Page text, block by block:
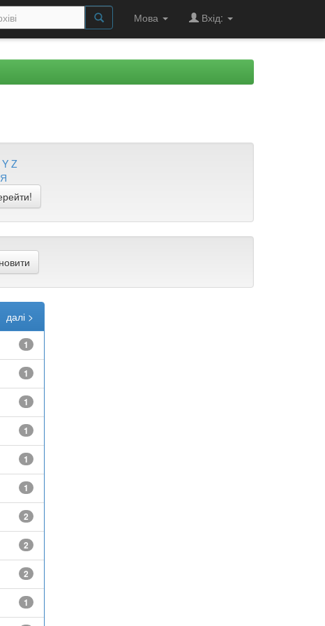
Мова Вхід:
Y Z
Я
далі >
1
1
1
1
1
1
2
2
2
1